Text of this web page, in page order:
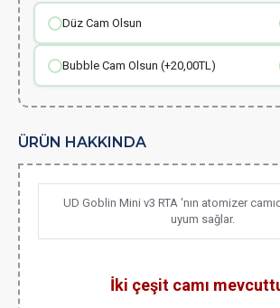
Düz Cam Olsun
Bubble Cam Olsun (+20,00TL)
ÜRÜN HAKKINDA
UD Goblin Mini v3 RTA 'nın atomizer
uyum sağlar.
İki çeşit camı